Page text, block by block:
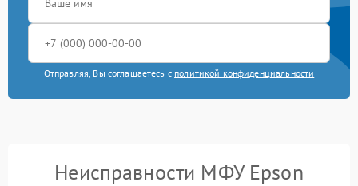
Отправляя, Вы соглашаетесь с политикой конфиденциальности
Неисправности МФУ Epson